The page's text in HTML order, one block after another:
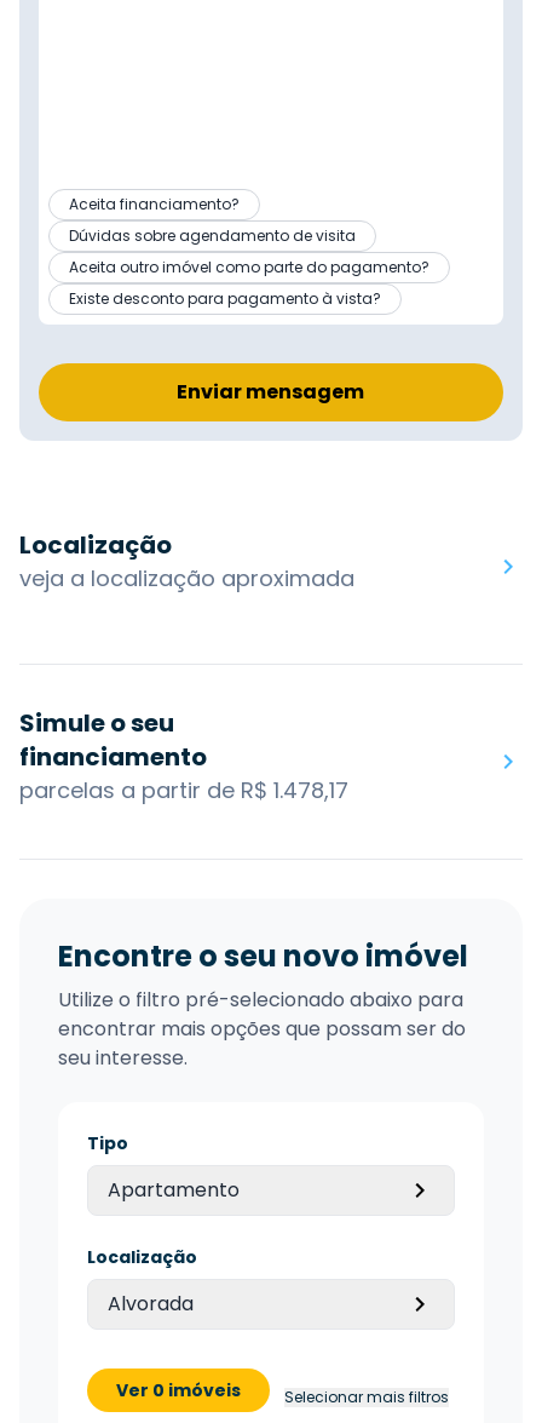
Aceita financiamento?
Dúvidas sobre agendamento de visita
Aceita outro imóvel como parte do pagamento?
Existe desconto para pagamento à vista?
Enviar mensagem
Localização
veja a localização aproximada
Simule o seu
financiamento
parcelas a partir de R$ 1.478,17
Encontre o seu novo imóvel
Utilize o filtro pré-selecionado abaixo para
encontrar mais opções que possam ser do
seu interesse.
Tipo
Apartamento
Localização
Alvorada
Ver 0 imóveis Selecionar mais filtros